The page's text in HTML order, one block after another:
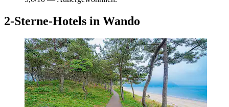
2-Sterne-Hotels in Wando